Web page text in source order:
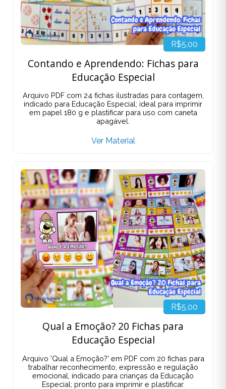
R$5,00
Contando e Aprendendo: Fichas para
Educação Especial
Arquivo PDF com 24 fichas ilustradas para contagem,
indicado para Educação Especial; ideal para imprimir
em papel 180 g e plastificar para uso com caneta
apagável.
Ver Material
R$5,00
Qual a Emoção? 20 Fichas para
Educação Especial
Arquivo 'Qual a Emoção?' em PDF com 20 fichas para
trabalhar reconhecimento, expressão e regulação
emocional, indicado para crianças da Educação
Especial; pronto para imprimir e plastificar.